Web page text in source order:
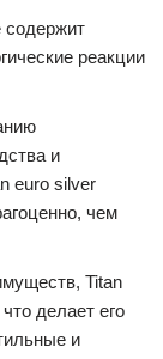
содержит
реакции
и
euro silver
чем
Titan
делает его
и